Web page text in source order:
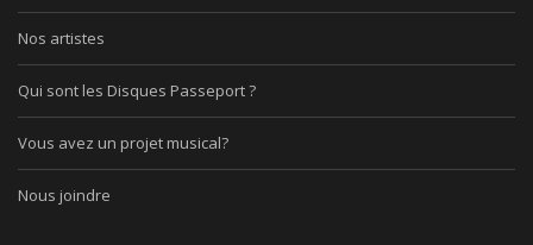
Nos artistes
Qui sont les Disques Passeport ?
Vous avez un projet musical?
Nous joindre